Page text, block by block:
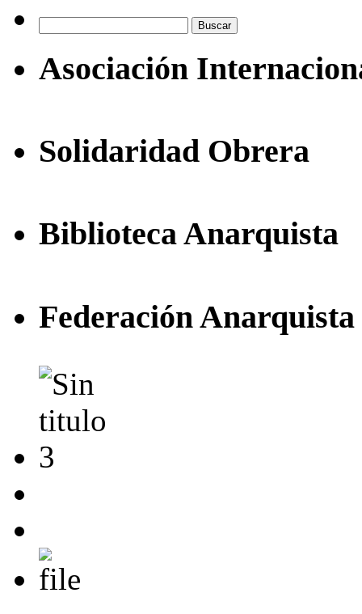
Asociación
Solidaridad Obrera
Biblioteca Anarquista
Federación